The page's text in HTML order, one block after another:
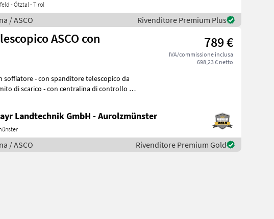
- Ötztal - Tirol
/ ASCO Rivenditore Premium Plus
ASCO con
789 €
IVA/commissione inclusa
698,23 € netto
di scarico - con centralina di controllo -
Landtechnik GmbH - Aurolzmünster
/ ASCO Rivenditore Premium Gold